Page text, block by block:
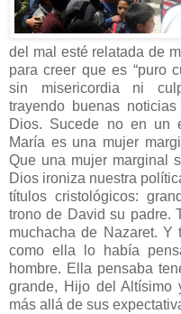
del mal esté relatada de
para creer que es “puro
sin misericordia ni
trayendo buenas
Dios. Sucede no en un
María es una mujer
Que una mujer marginal
Dios ironiza nuestra
títulos cristológicos:
trono de David su padre.
muchacha de Nazaret. Y
como ella lo había
hombre. Ella pensaba
grande, Hijo del Altísimo
más allá de sus